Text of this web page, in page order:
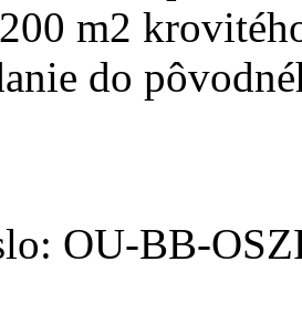
m2
do
OU-BB-